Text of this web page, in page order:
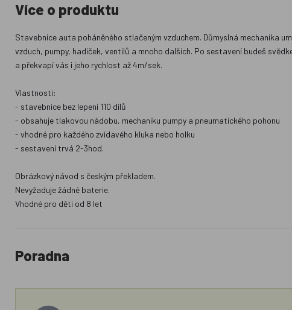
Více o produktu
Stavebnice auta poháněného stlačeným vzduchem. Důmyslná mechanika
vzduch, pumpy, hadiček, ventilů a mnoho dalších. Po sestavení budeš
a překvapí vás i jeho rychlost až 4m/sek.
Vlastnosti:
- stavebnice bez lepení 110 dílů
- obsahuje tlakovou nádobu, mechaniku pumpy a pneumatického pohonu
- vhodné pro každého zvídavého kluka nebo holku
- sestavení trvá 2-3hod.
Obrázkový návod s českým překladem.
Nevyžaduje žádné baterie.
Vhodné pro děti od 8 let
Poradna